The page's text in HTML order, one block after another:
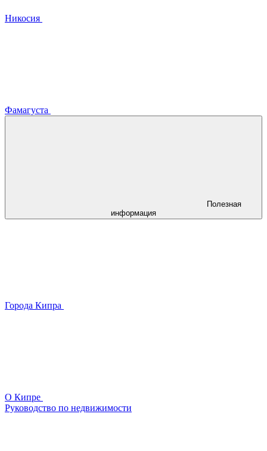
Никосия
Фамагуста
Полезная
информация
Города Кипра
О Кипре
Руководство по недвижимости